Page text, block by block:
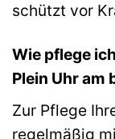
schützt vor
Wie pflege
Plein Uhr am
Zur Pflege
regelmäßig